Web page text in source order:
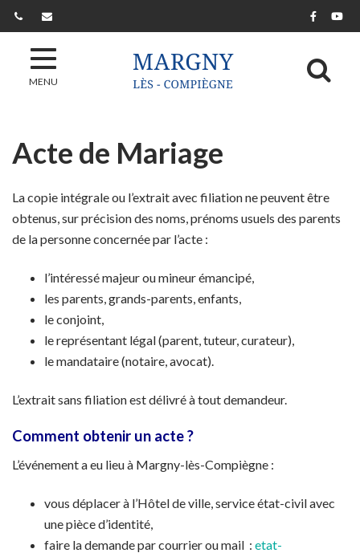
Lien
MENU
Acte de Mariage
La copie intégrale ou l’extrait avec filiation ne peuvent être
obtenus, sur précision des noms, prénoms usuels des parents
de la personne concernée par l’acte :
l’intéressé majeur ou mineur émancipé,
les parents, grands-parents, enfants,
le conjoint,
le représentant légal (parent, tuteur, curateur),
le mandataire (notaire, avocat).
L’extrait sans filiation est délivré à tout demandeur.
Comment obtenir un acte ?
L’événement a eu lieu à Margny-lès-Compiègne :
vous déplacer à l’Hôtel de ville, service état-civil avec
une pièce d’identité,
faire la demande par courrier ou mail : etat-